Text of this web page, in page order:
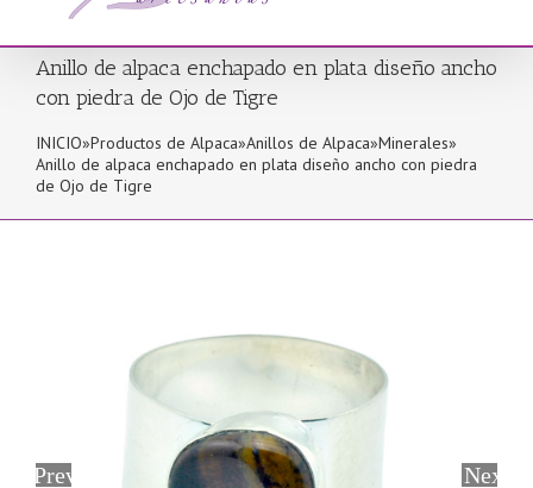
Anillo de alpaca enchapado en plata diseño ancho
con piedra de Ojo de Tigre
INICIO»Productos de Alpaca»Anillos de Alpaca»Minerales»
Anillo de alpaca enchapado en plata diseño ancho con piedra
de Ojo de Tigre
Previous Next